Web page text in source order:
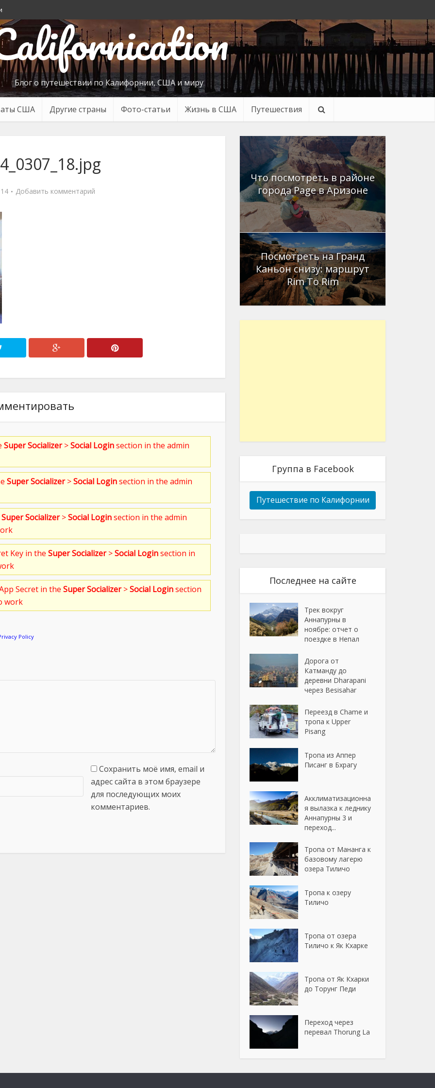
Блог о путешествии по Калифорнии, США и миру
США Другие страны Фото-статьи Жизнь в США Путешествия
Добавить комментарий
Super Socializer>Social Loginsection in the admin
Super Socializer>Social Loginsection in the admin
Super Socializer>Social Loginsection in the admin
Key in the Super Socializer>Social Loginsection in
Secret in the Super Socializer>Social Loginsection
work
Policy
Сохранить моё имя, email и
адрес сайта в этом браузере
для последующих моих
комментариев.
Что посмотреть в районе
города Page в Аризоне
Посмотреть на Гранд
Каньон снизу: маршрут
Rim To Rim
Группа в Facebook
Путешествие по Калифорнии
Последнее на сайте
Трек вокруг
Аннапурны в
ноябре: отчет о
поездке в Непал
Дорога от
Катманду до
деревни Dharapani
через Besisahar
Переезд в Chame и
тропа к Upper
Pisang
Тропа из Аппер
Писанг в Бхрагу
Акклиматизационна
я вылазка к леднику
Аннапурны 3 и
переход...
Тропа от Мананга к
базовому лагерю
озера Тиличо
Тропа к озеру
Тиличо
Тропа от озера
Тиличо к Як Кхарке
Тропа от Як Кхарки
до Торунг Педи
Переход через
перевал Thorung La